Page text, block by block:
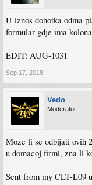
U iznos dohotka odma
formular gdje ima
EDIT: AUG-1031
Sep 17, 2018
Vedo
Moderator
Moze li se odbijati ovih
u domacoj firmi, zna li
Sent from my CLT-L09